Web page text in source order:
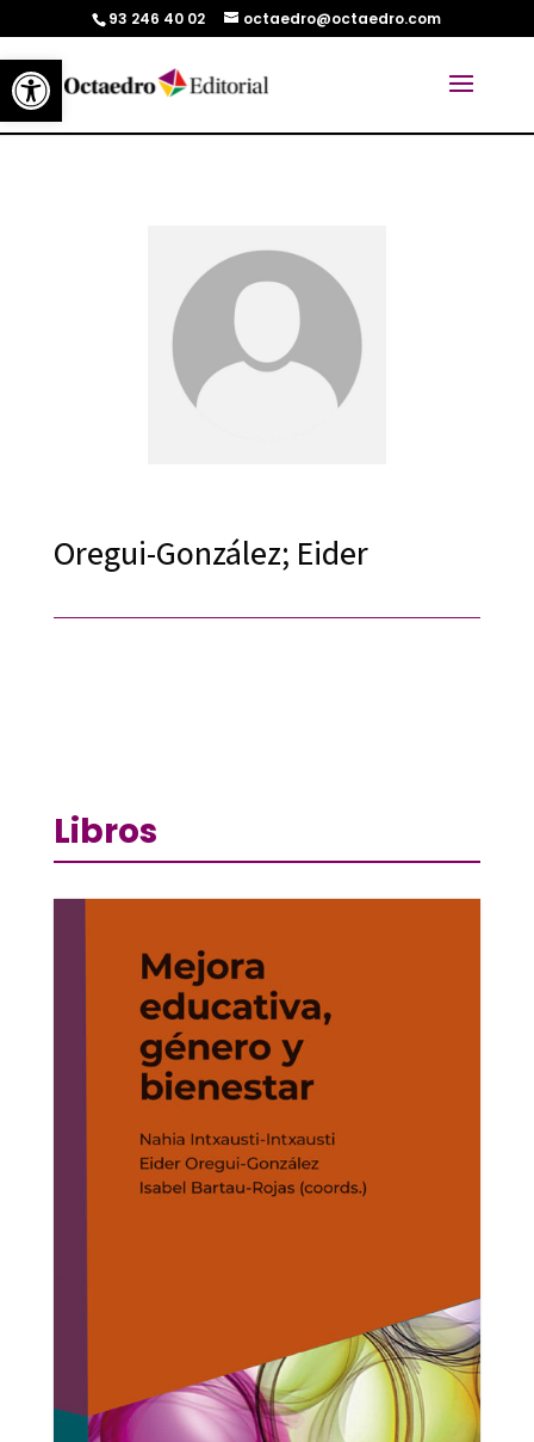
Abrir barra de herramientas
93 246 40 02 octaedro@octaedro.com
Oregui-González; Eider
Libros